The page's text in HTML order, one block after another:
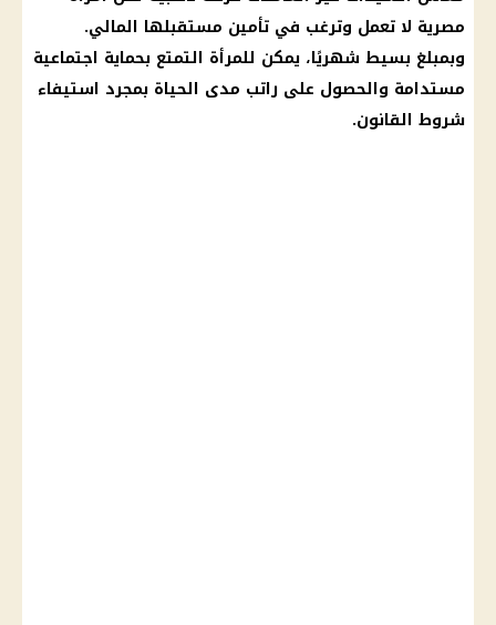
مصرية لا تعمل وترغب في تأمين مستقبلها المالي.
وبمبلغ بسيط شهريًا، يمكن للمرأة التمتع بحماية اجتماعية
مستدامة والحصول على راتب مدى الحياة بمجرد استيفاء
شروط القانون.